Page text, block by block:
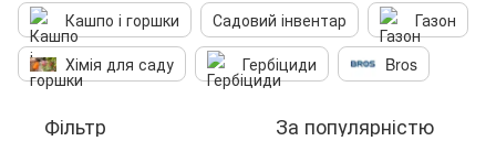
Кашпо і горшки
Садовий інвентар
Газон
Хімія для саду
Гербіциди Bros
Фільтр За популярністю